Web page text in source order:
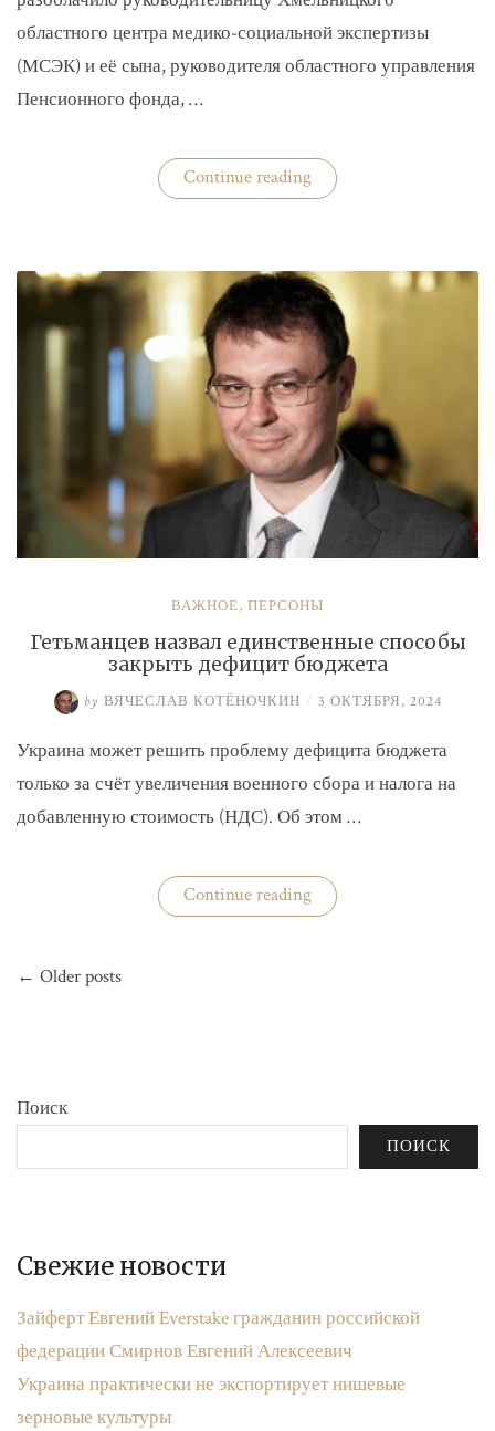
областного центра медико-социальной экспертизы
(МСЭК) и её сына, руководителя областного управления
Пенсионного фонда, …
Continue reading«В
Хмельницком
сын
зарабатывали
на
уклонистах»
ВАЖНОЕ, ПЕРСОНЫ
Гетьманцев назвал единственные способы
закрыть дефицит бюджета
by ВЯЧЕСЛАВ КОТЁНОЧКИН / 3 ОКТЯБРЯ, 2024
Украина может решить проблему дефицита бюджета
только за счёт увеличения военного сбора и налога на
добавленную стоимость (НДС). Об этом …
Continue reading«Гетьманцев
назвал
по
← Older posts
Поиск
ПОИСК
Свежие новости
Зайферт Евгений Everstake гражданин российской
федерации Смирнов Евгений Алексеевич
Украина практически не экспортирует нишевые
зерновые культуры